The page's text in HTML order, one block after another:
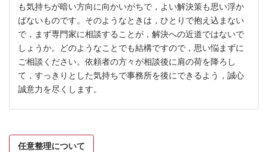
も気持ちが暗い方向に向かいがちで，よい解決策も思い浮か
ばないものです。そのようなときは，ひとりで抱え込まない
で，まず専門家に相談することが，解決への近道ではないで
しょうか。どのようなことでも結構ですので，思い悩まずに
ご相談ください。依頼者の方々が相談後に肩の荷を降ろし
て，すっきりとした気持ちで事務所を後にできるよう，誠心
誠意力を尽くします。
任意整理について